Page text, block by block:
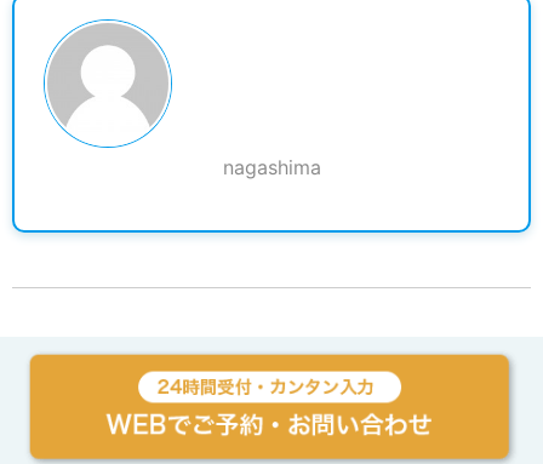
nagashima